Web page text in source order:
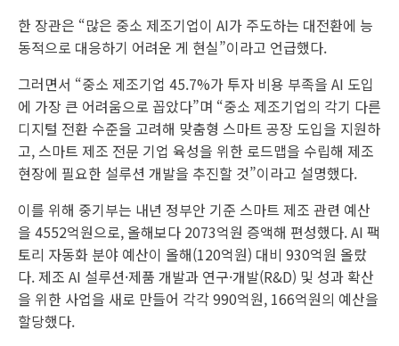
한 장관은 “많은 중소 제조기업이 AI가 주도하는 대전환에 능
동적으로 대응하기 어려운 게 현실”이라고 언급했다.
그러면서 “중소 제조기업 45.7%가 투자 비용 부족을 AI 도입
에 가장 큰 어려움으로 꼽았다”며 “중소 제조기업의 각기 다른
디지털 전환 수준을 고려해 맞춤형 스마트 공장 도입을 지원하
고, 스마트 제조 전문 기업 육성을 위한 로드맵을 수립해 제조
현장에 필요한 설루션 개발을 추진할 것”이라고 설명했다.
이를 위해 중기부는 내년 정부안 기준 스마트 제조 관련 예산
을 4552억원으로, 올해보다 2073억원 증액해 편성했다. AI 팩
토리 자동화 분야 예산이 올해(120억원) 대비 930억원 올랐
다. 제조 AI 설루션·제품 개발과 연구·개발(R&D) 및 성과 확산
을 위한 사업을 새로 만들어 각각 990억원, 166억원의 예산을
할당했다.